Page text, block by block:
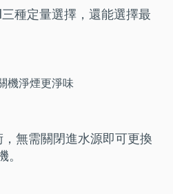
種定量選擇，還能選擇最
無需關閉進水源即可更換